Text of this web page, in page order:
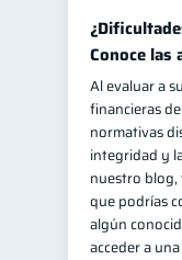
Conoce
Al evaluar a
financieras
normativas
integridad y
nuestro blog,
que podrías
algún
acceder a